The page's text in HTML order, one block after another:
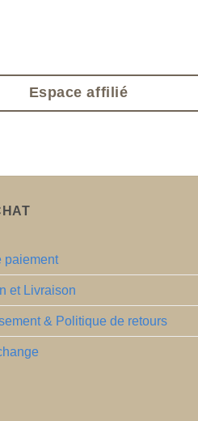
Espace affilié
paiement
et Livraison
& Politique de retours